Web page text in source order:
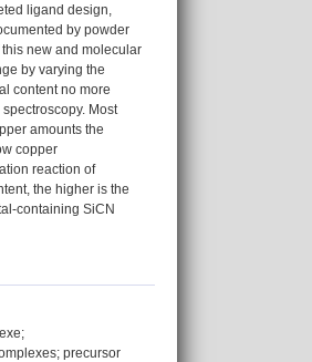
ligand design,
by powder
new and molecular
by varying the
content no more
Most
amounts the
copper
reaction of
the higher is the
containing SiCN
precursor